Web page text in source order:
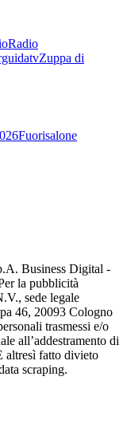
Radio
Zuppa di
Fuorisalone
Business Digital -
la pubblicità
sede legale
46, 20093 Cologno
trasmessi e/o
all’addestramento di
altresì fatto divieto
scraping.